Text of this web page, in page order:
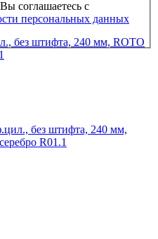
соглашаетесь с
персональных данных
без штифта, 240 мм,
R01.1